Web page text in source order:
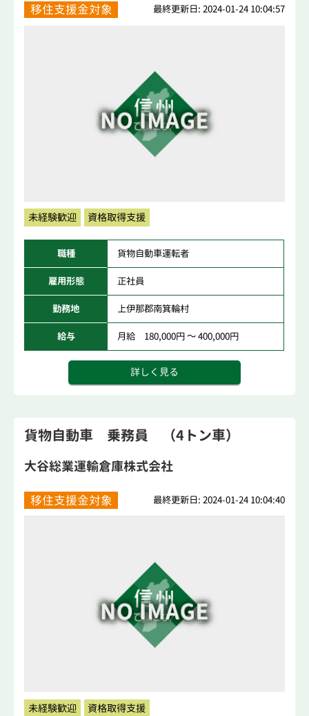
移住支援金対象 最終更新日: 2024-01-24 10:04:57
未経験歓迎 資格取得支援
職種 貨物自動車運転者
雇用形態 正社員
勤務地 上伊那郡南箕輪村
給与 月給 180,000円 ～ 400,000円
詳しく見る
貨物自動車 乗務員 （4トン車）
大谷総業運輸倉庫株式会社
移住支援金対象 最終更新日: 2024-01-24 10:04:40
未経験歓迎 資格取得支援